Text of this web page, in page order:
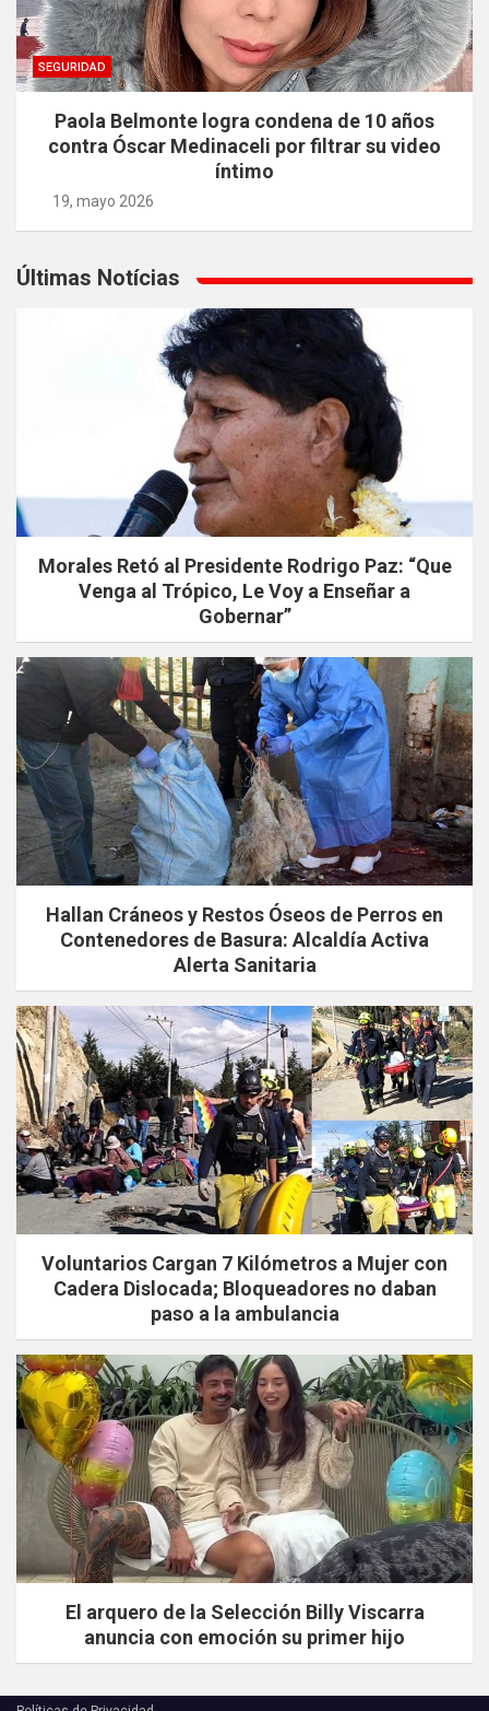
SEGURIDAD
Paola Belmonte logra condena de 10 años
contra Óscar Medinaceli por filtrar su video
íntimo
19, mayo 2026
Últimas Notícias
Morales Retó al Presidente Rodrigo Paz: “Que
Venga al Trópico, Le Voy a Enseñar a
Gobernar”
Hallan Cráneos y Restos Óseos de Perros en
Contenedores de Basura: Alcaldía Activa
Alerta Sanitaria
Voluntarios Cargan 7 Kilómetros a Mujer con
Cadera Dislocada; Bloqueadores no daban
paso a la ambulancia
El arquero de la Selección Billy Viscarra
anuncia con emoción su primer hijo